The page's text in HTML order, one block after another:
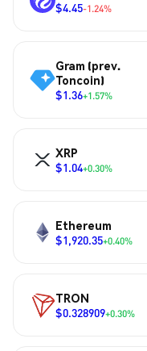
$4.45-1.24%
Gram (prev.
Toncoin)
$1.36+1.57%
XRP
$1.04+0.30%
Ethereum
$1,920.35+0.40%
TRON
$0.328909+0.30%